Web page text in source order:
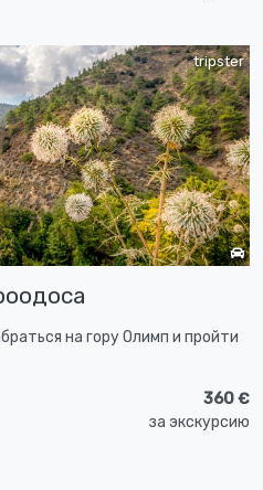
tripster
на гору Олимп и пройти
360 €
за экскурсию